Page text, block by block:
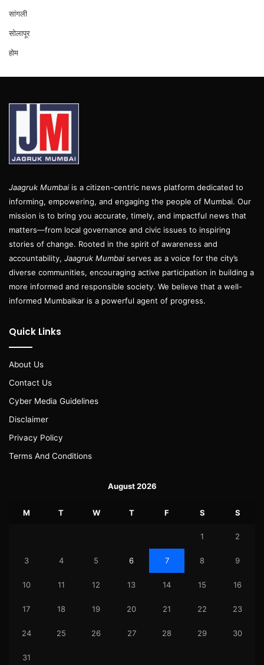
सांगली
सोलापूर
होम
Jaagruk Mumbai is a citizen-centric news platform dedicated to
informing, empowering, and engaging the people of Mumbai. Our
mission is to bring you accurate, timely, and impactful news that
matters—from local governance and civic issues to inspiring
stories of change. Rooted in the spirit of awareness and
accountability, Jaagruk Mumbai serves as a voice for the city’s
diverse communities, encouraging active participation in building a
more informed and responsible society. We believe that a well-
informed Mumbaikar is a powerful agent of progress.
Quick Links
About Us
Contact Us
Cyber Media Guidelines
Disclaimer
Privacy Policy
Terms And Conditions
August 2026
M T W T F S S
1 2
3 4 5 6 7 8 9
10 11 12 13 14 15 16
17 18 19 20 21 22 23
24 25 26 27 28 29 30
31